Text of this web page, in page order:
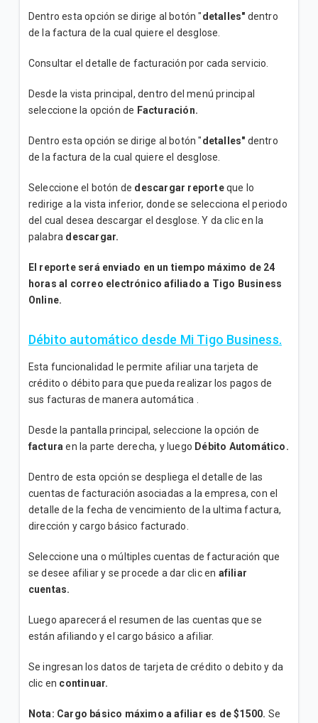
Dentro esta opción se dirige al botón "detalles" dentro
de la factura de la cual quiere el desglose.
Consultar el detalle de facturación por cada servicio.
Desde la vista principal, dentro del menú principal
seleccione la opción de Facturación.
Dentro esta opción se dirige al botón "detalles" dentro
de la factura de la cual quiere el desglose.
Seleccione el botón de descargar reporteque lo
redirige a la vista inferior, donde se selecciona el periodo
del cual desea descargar el desglose. Y da clic en la
palabra descargar.
El reporte será enviado en un tiempo máximo de 24
horas al correo electrónico afiliado a Tigo Business
Online.
Débito automático desde Mi Tigo Business.
Esta funcionalidad le permite afiliar una tarjeta de
crédito o débito para que pueda realizar los pagos de
sus facturas de manera automática .
Desde la pantalla principal, seleccione la opción de
facturaen la parte derecha, y luego Débito Automático.
Dentro de esta opción se despliega el detalle de las
cuentas de facturación asociadas a la empresa, con el
detalle de la fecha de vencimiento de la ultima factura,
dirección y cargo básico facturado.
Seleccione una o múltiples cuentas de facturación que
se desee afiliar y se procede a dar clic en afiliar
cuentas.
Luego aparecerá el resumen de las cuentas que se
están afiliando y el cargo básico a afiliar.
Se ingresan los datos de tarjeta de crédito o debito y da
clic en continuar.
Nota: Cargo básico máximo a afiliar es de $1500. Se